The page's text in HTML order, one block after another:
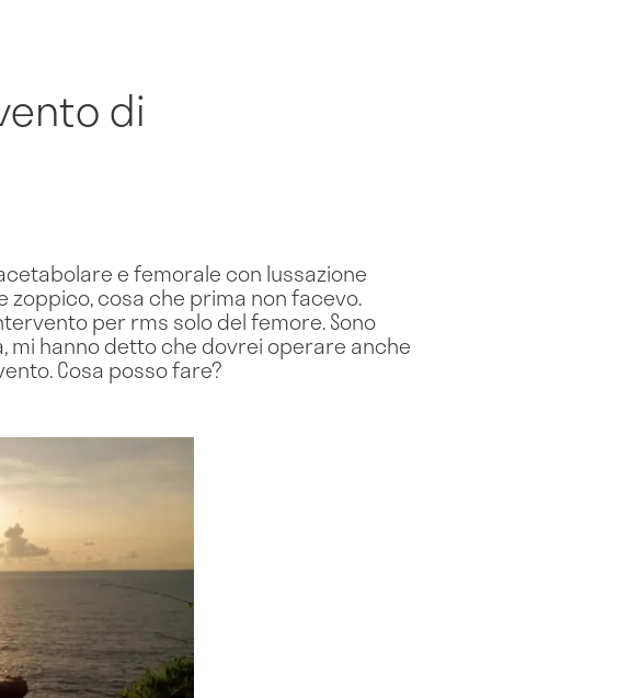
di
e femorale con lussazione
zoppico, cosa che prima non facevo.
per rms solo del femore. Sono
mi hanno detto che dovrei operare anche
Cosa posso fare?